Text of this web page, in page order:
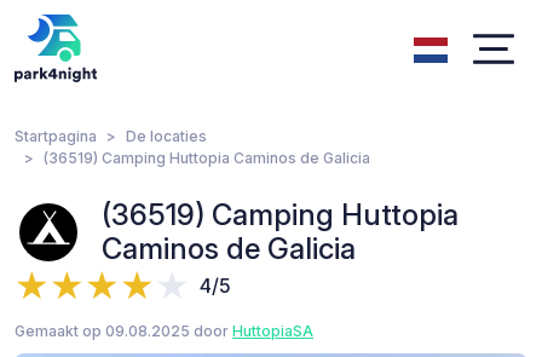
Startpagina
De locaties
(36519) Camping Huttopia Caminos de Galicia
(36519) Camping Huttopia
Caminos de Galicia
4/5
Gemaakt op 09.08.2025 door HuttopiaSA